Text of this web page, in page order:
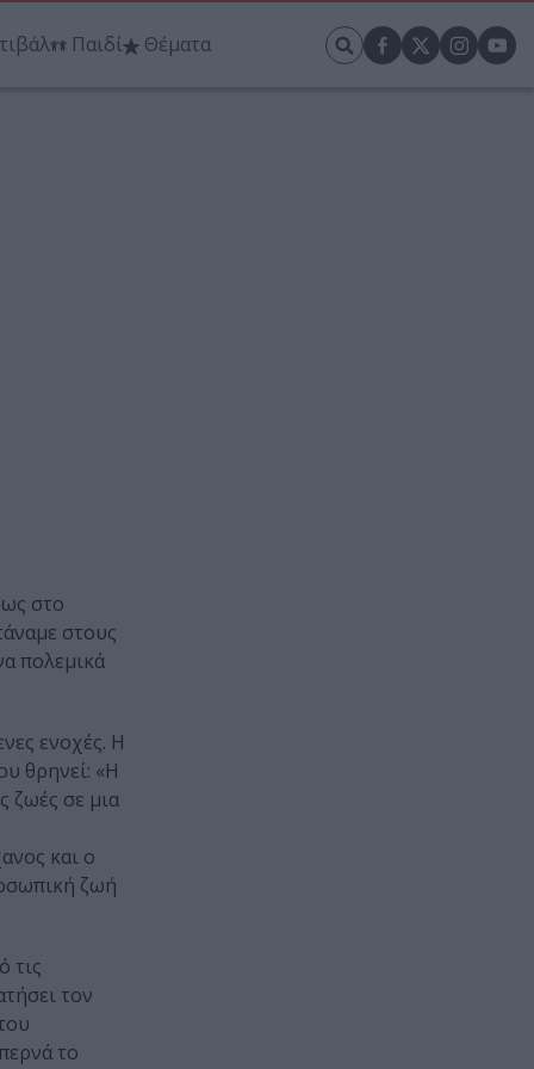
Παιδί Θέματα
στο
στους
πολεμικά
ενοχές. Η
θρηνεί: «Η
ζωές σε μια
και ο
ζωή
τις
τον
το